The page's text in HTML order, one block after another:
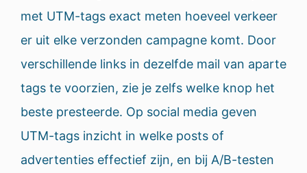
met UTM-tags exact meten hoeveel verkeer
er uit elke verzonden campagne komt. Door
verschillende links in dezelfde mail van aparte
tags te voorzien, zie je zelfs welke knop het
beste presteerde. Op social media geven
UTM-tags inzicht in welke posts of
advertenties effectief zijn, en bij A/B-testen